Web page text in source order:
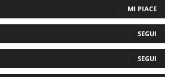
MI PIACE
SEGUI
SEGUI